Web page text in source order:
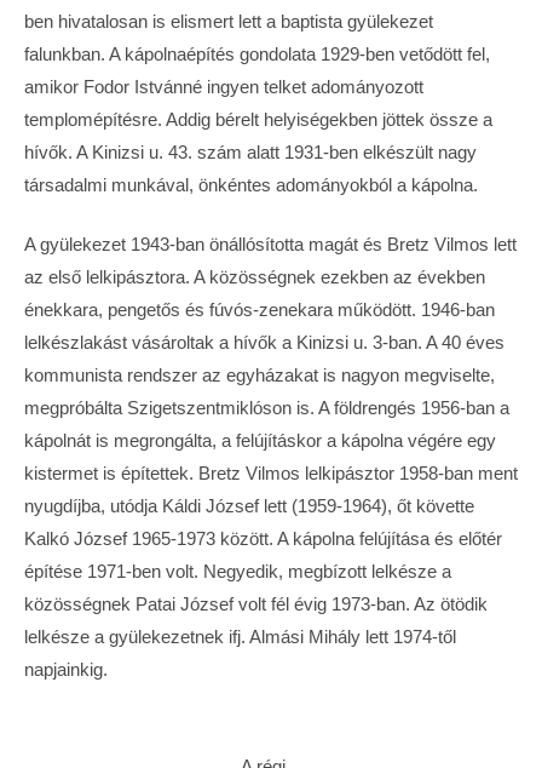
ben hivatalosan is elismert lett a baptista gyülekezet
falunkban. A kápolnaépítés gondolata 1929-ben vetődött fel,
amikor Fodor Istvánné ingyen telket adományozott
templomépítésre. Addig bérelt helyiségekben jöttek össze a
hívők. A Kinizsi u. 43. szám alatt 1931-ben elkészült nagy
társadalmi munkával, önkéntes adományokból a kápolna.
A gyülekezet 1943-ban önállósította magát és Bretz Vilmos lett
az első lelkipásztora. A közösségnek ezekben az években
énekkara, pengetős és fúvós-zenekara működött. 1946-ban
lelkészlakást vásároltak a hívők a Kinizsi u. 3-ban. A 40 éves
kommunista rendszer az egyházakat is nagyon megviselte,
megpróbálta Szigetszentmiklóson is. A földrengés 1956-ban a
kápolnát is megrongálta, a felújításkor a kápolna végére egy
kistermet is építettek. Bretz Vilmos lelkipásztor 1958-ban ment
nyugdíjba, utódja Káldi József lett (1959-1964), őt követte
Kalkó József 1965-1973 között. A kápolna felújítása és előtér
építése 1971-ben volt. Negyedik, megbízott lelkésze a
közösségnek Patai József volt fél évig 1973-ban. Az ötödik
lelkésze a gyülekezetnek ifj. Almási Mihály lett 1974-től
napjainkig.